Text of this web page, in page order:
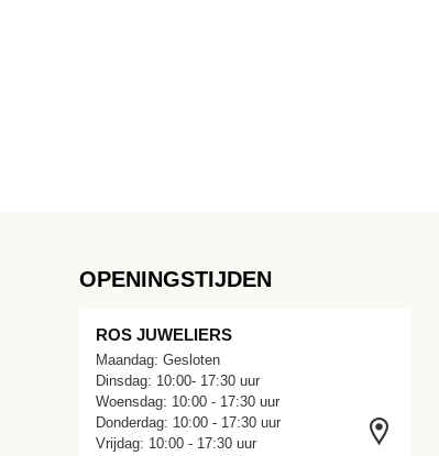
OPENINGSTIJDEN
ROS JUWELIERS
Maandag: Gesloten
Dinsdag: 10:00- 17:30 uur
Woensdag: 10:00 - 17:30 uur
Donderdag: 10:00 - 17:30 uur
Vrijdag: 10:00 - 17:30 uur